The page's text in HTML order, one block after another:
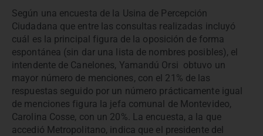
Según una encuesta de la Usina de Percepción
Ciudadana que entre las consultas realizadas incluyó
cuál es la principal figura de la oposición de forma
espontánea (sin dar una lista de nombres posibles), el
intendente de Canelones, Yamandú Orsi obtuvo un
mayor número de menciones, con el 21% de las
respuestas seguido por un número prácticamente igual
de menciones figura la jefa comunal de Montevideo,
Carolina Cosse, con un 20%. La encuesta, a la que
accedió Metropolitano, indica que el presidente del